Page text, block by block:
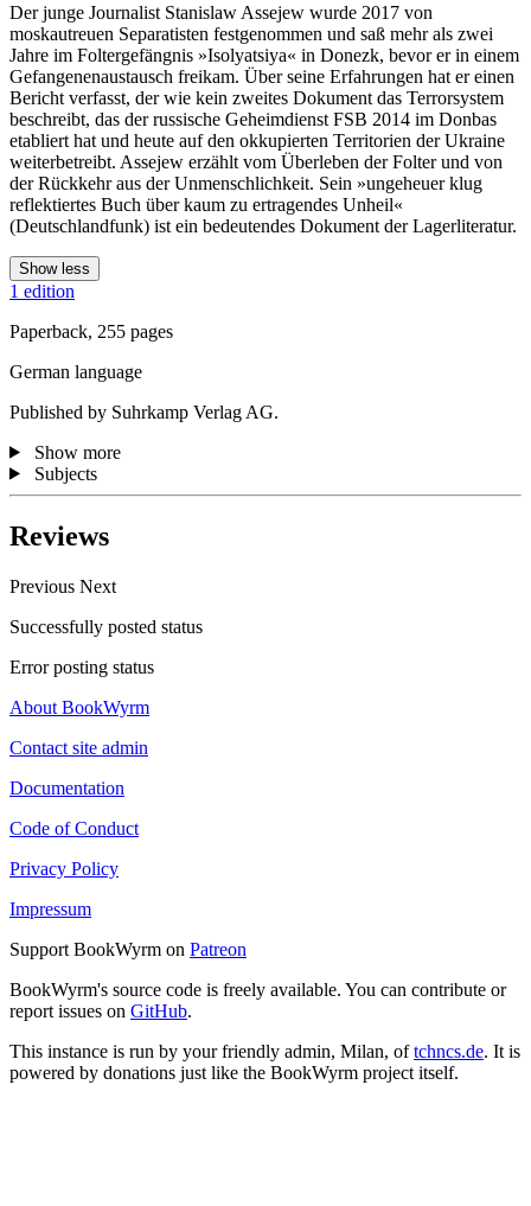
Der junge Journalist Stanislaw Assejew wurde 2017 von
moskautreuen Separatisten festgenommen und saß mehr als zwei
Jahre im Foltergefängnis »Isolyatsiya« in Donezk, bevor er in einem
Gefangenenaustausch freikam. Über seine Erfahrungen hat er einen
Bericht verfasst, der wie kein zweites Dokument das Terrorsystem
beschreibt, das der russische Geheimdienst FSB 2014 im Donbas
etabliert hat und heute auf den okkupierten Territorien der Ukraine
weiterbetreibt. Assejew erzählt vom Überleben der Folter und von
der Rückkehr aus der Unmenschlichkeit. Sein »ungeheuer klug
reflektiertes Buch über kaum zu ertragendes Unheil«
(Deutschlandfunk) ist ein bedeutendes Dokument der Lagerliteratur.
Show less
1 edition
Paperback, 255 pages
German language
Published by Suhrkamp Verlag AG.
Show more
Subjects
Reviews
Previous Next
Successfully posted status
Error posting status
About BookWyrm
Contact site admin
Documentation
Code of Conduct
Privacy Policy
Impressum
Support BookWyrm on Patreon
BookWyrm's source code is freely available. You can contribute or
report issues on GitHub.
This instance is run by your friendly admin, Milan, oftchncs.de. It is
powered by donations just like the BookWyrm project itself.